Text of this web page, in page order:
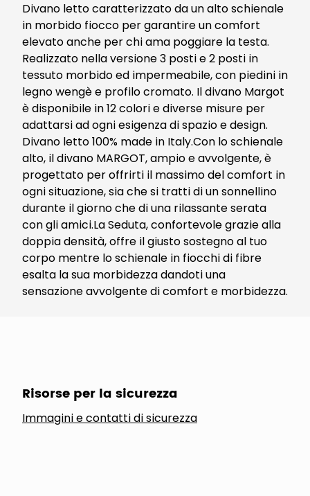
Divano letto caratterizzato da un alto schienale
in morbido fiocco per garantire un comfort
elevato anche per chi ama poggiare la testa.
Realizzato nella versione 3 posti e 2 posti in
tessuto morbido ed impermeabile, con piedini in
legno wengè e profilo cromato. Il divano Margot
è disponibile in 12 colori e diverse misure per
adattarsi ad ogni esigenza di spazio e design.
Divano letto 100% made in Italy.Con lo schienale
alto, il divano MARGOT, ampio e avvolgente, è
progettato per offrirti il massimo del comfort in
ogni situazione, sia che si tratti di un sonnellino
durante il giorno che di una rilassante serata
con gli amici.La Seduta, confortevole grazie alla
doppia densità, offre il giusto sostegno al tuo
corpo mentre lo schienale in fiocchi di fibre
esalta la sua morbidezza dandoti una
sensazione avvolgente di comfort e morbidezza.
Risorse per la sicurezza
Immagini e contatti di sicurezza